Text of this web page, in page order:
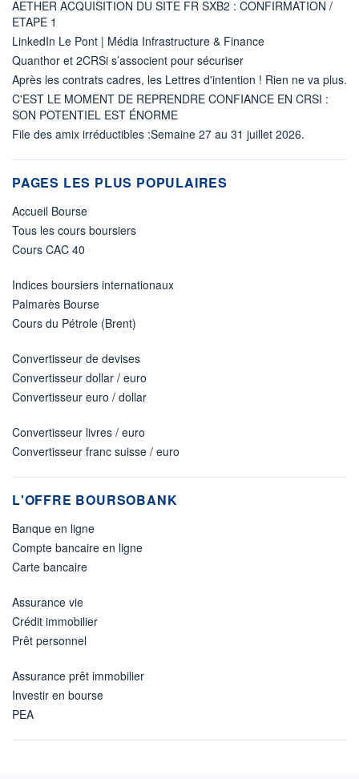
AETHER ACQUISITION DU SITE FR SXB2 : CONFIRMATION /
ETAPE 1
LinkedIn Le Pont | Média Infrastructure & Finance
Quanthor et 2CRSi s’associent pour sécuriser
Après les contrats cadres, les Lettres d'intention ! Rien ne va plus.
C'EST LE MOMENT DE REPRENDRE CONFIANCE EN CRSI :
SON POTENTIEL EST ÉNORME
File des amix irréductibles :Semaine 27 au 31 juillet 2026.
PAGES LES PLUS POPULAIRES
Accueil Bourse
Tous les cours boursiers
Cours CAC 40
Indices boursiers internationaux
Palmarès Bourse
Cours du Pétrole (Brent)
Convertisseur de devises
Convertisseur dollar / euro
Convertisseur euro / dollar
Convertisseur livres / euro
Convertisseur franc suisse / euro
L'OFFRE BOURSOBANK
Banque en ligne
Compte bancaire en ligne
Carte bancaire
Assurance vie
Crédit immobilier
Prêt personnel
Assurance prêt immobilier
Investir en bourse
PEA